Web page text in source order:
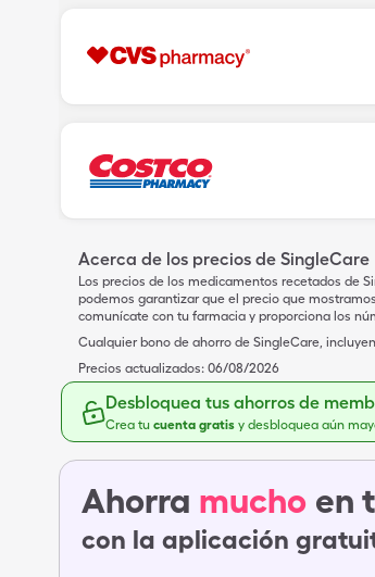
Acerca de los precios de SingleCare
Los precios de los medicamentos recetados de
podemos garantizar que el precio que
comunícate con tu farmacia y proporciona los
Cualquier bono de ahorro de SingleCare,
Precios actualizados: 06/08/2026
Desbloquea tus ahorros de
Crea tu cuenta gratis y desbloquea aún
Ahorra mucho en
con la aplicación